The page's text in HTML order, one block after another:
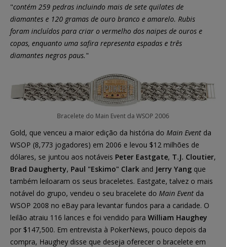
"contém 259 pedras incluindo mais de sete quilates de
diamantes e 120 gramas de ouro branco e amarelo. Rubis
foram incluídos para criar o vermelho dos naipes de ouros e
copas, enquanto uma safira representa espadas e três
diamantes negros paus."
Bracelete do Main Event da WSOP 2006
Gold, que venceu a maior edição da história do Main Event da
WSOP (8,773 jogadores) em 2006 e levou $12 milhões de
dólares, se juntou aos notáveis Peter Eastgate, T.J. Cloutier,
Brad Daugherty, Paul "Eskimo" Clark and Jerry Yang que
também leiloaram os seus braceletes. Eastgate, talvez o mais
notável do grupo, vendeu o seu bracelete do Main Event da
WSOP 2008 no eBay para levantar fundos para a caridade. O
leilão atraiu 116 lances e foi vendido para William Haughey
por $147,500. Em entrevista à PokerNews, pouco depois da
compra, Haughey disse que deseja oferecer o bracelete em